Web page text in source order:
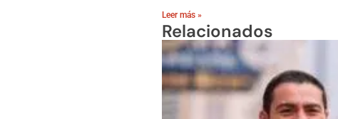
Leer más »
Relacionados